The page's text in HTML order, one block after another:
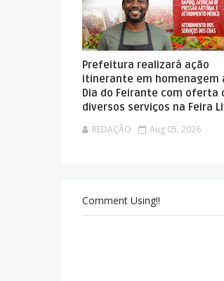
Prefeitura realizará ação
itinerante em homenagem
Dia do Feirante com oferta
diversos serviços na Feira
REDAÇÃO Aug 05, 2026
Comment Using!!